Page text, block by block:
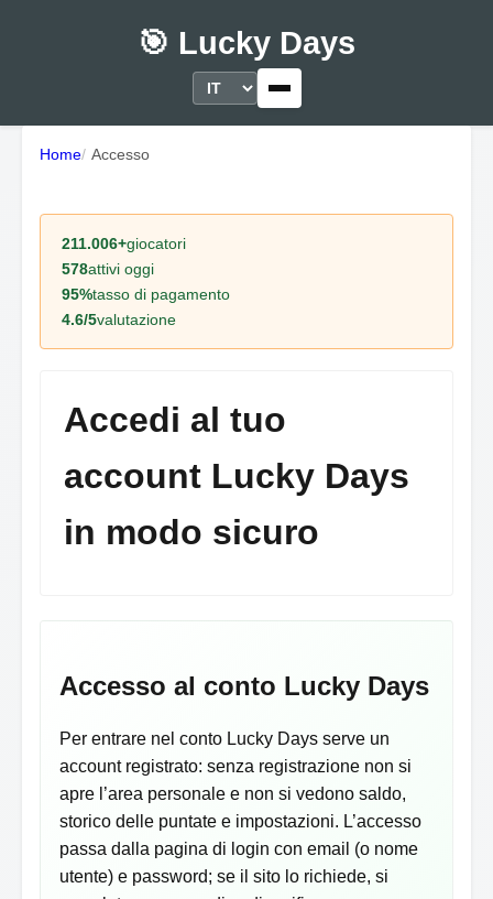
🎯 Lucky Days
Home Accesso
211.006+giocatori
578attivi oggi
95%tasso di pagamento
4.6/5valutazione
Accedi al tuo
account Lucky Days
in modo sicuro
Accesso al conto Lucky Days
Per entrare nel conto Lucky Days serve un
account registrato: senza registrazione non si
apre l’area personale e non si vedono saldo,
storico delle puntate e impostazioni. L’accesso
passa dalla pagina di login con email (o nome
utente) e password; se il sito lo richiede, si